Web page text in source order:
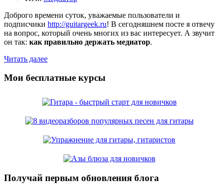
Доброго времени суток, уважаемые пользователи и
подписчики http://guitargeek.ru! В сегодняшнем посте я отвечу
на вопрос, который очень многих из вас интересует. А звучит
он так: как правильно держать медиатор.
Читать далее
Мои бесплатные курсы
Получай первым обновления блога